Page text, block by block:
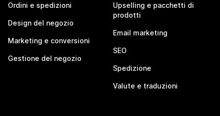
Ordini e spedizioni
Design del negozio
Marketing e conversioni
Gestione del negozio
Upselling e pacchetti di
prodotti
Email marketing
SEO
Spedizione
Valute e traduzioni